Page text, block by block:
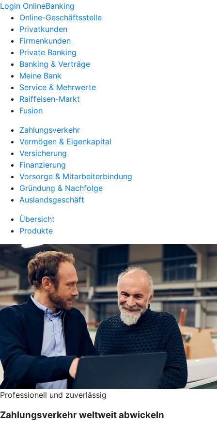
Login OnlineBanking
Online-Geschäftsstelle
Privatkunden
Firmenkunden
Private Banking
Banking & Verträge
Meine Bank
Service & Mehrwerte
Raiffeisen-Markt
Fusion
Zahlungsverkehr
Vermögen & Eigenkapital
Versicherung
Finanzierung
Vorsorge & Mitarbeiterbindung
Gründung & Nachfolge
Auslandsgeschäft
Übersicht
Produkte
Professionell und zuverlässig
Zahlungsverkehr weltweit abwickeln